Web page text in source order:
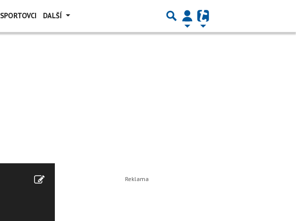
SPORTOVCI DALŠÍ